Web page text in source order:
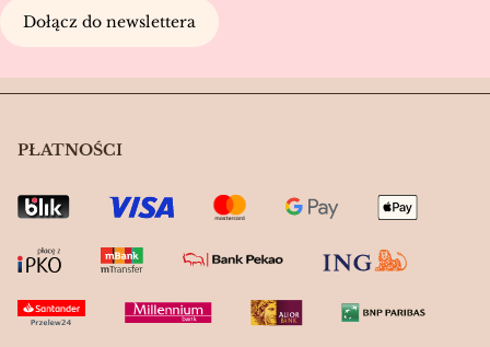
Dołącz do newslettera
PŁATNOŚCI